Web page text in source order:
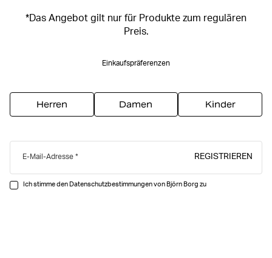
*Das Angebot gilt nur für Produkte zum regulären
Preis.
Einkaufspräferenzen
Herren Damen Kinder
E-Mail-Adresse REGISTRIEREN
Ich stimme den Datenschutzbestimmungen von Björn Borg zu